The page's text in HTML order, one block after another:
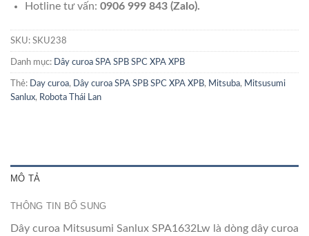
Hotline tư vấn: 0906 999 843 (Zalo).
SKU: SKU238
Danh mục: Dây curoa SPA SPB SPC XPA XPB
Thẻ: Day curoa, Dây curoa SPA SPB SPC XPA XPB, Mitsuba, Mitsusumi
Sanlux, Robota Thái Lan
MÔ TẢ
THÔNG TIN BỔ SUNG
Dây curoa Mitsusumi Sanlux SPA1632Lw là dòng dây curoa